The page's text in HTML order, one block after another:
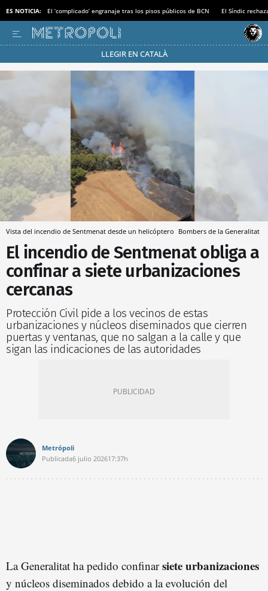
ES NOTICIA: El ‘complicado’ engranaje tras los pisos públicos de BCN El Síndic
LLEGIR EN CATALÀ
Pásate al MODO AHORRO
Vista del incendio de Sentmenat desde un helicóptero Bombers de la Generalitat
El incendio de Sentmenat obliga a
confinar a siete urbanizaciones
cercanas
Protección Civil pide a los vecinos de estas
urbanizaciones y núcleos diseminados que cierren
puertas y ventanas, que no salgan a la calle y que
sigan las indicaciones de las autoridades
Metrópoli
Publicada6 julio 202617:37h
La Generalitat ha pedido confinarsiete urbanizaciones
y núcleos diseminados debido a la evolución del